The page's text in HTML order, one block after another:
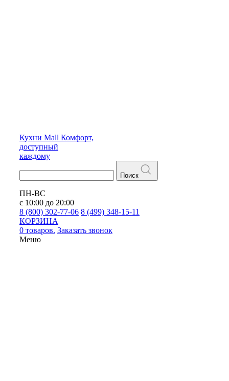
Кухни Mall Комфорт,
доступный
каждому
Поиск
ПН-ВС
с 10:00 до 20:00
8 (800) 302-77-06 8 (499) 348-15-11
КОРЗИНА
0 товаров. Заказать звонок
Меню